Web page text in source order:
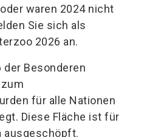
waren 2024 nicht
Sie sich als
2026 an.
der Besonderen
für alle Nationen
Diese Fläche ist für
ausgeschöpft.